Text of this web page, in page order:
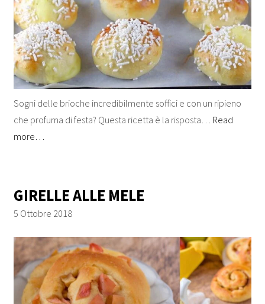
Sogni delle brioche incredibilmente soffici e con un ripieno
che profuma di festa? Questa ricetta è la risposta… Read
more…
GIRELLE ALLE MELE
5 Ottobre 2018